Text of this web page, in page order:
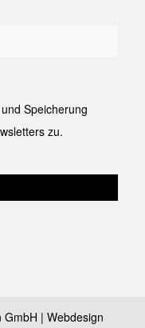
Speicherung
zu.
GmbH | Webdesign